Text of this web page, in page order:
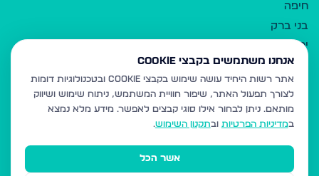
חיפה
בני ברק
ירושלים
אלעד
גבעת זאב
בית שמש
רכסים
מודיעין עילית
אנחנו משתמשים בקבצי Cookie
אתר רשות היחיד עושה שימוש בקבצי Cookie ובטכנולוגיות דומות
לצורך תפעול האתר, שיפור חוויית המשתמש, ניתוח שימוש ושיווק
מותאם. ניתן לבחור אילו סוגי קבצים לאפשר. מידע מלא נמצא
במדיניות הפרטיות ובתקנון השימוש.
אשר הכל